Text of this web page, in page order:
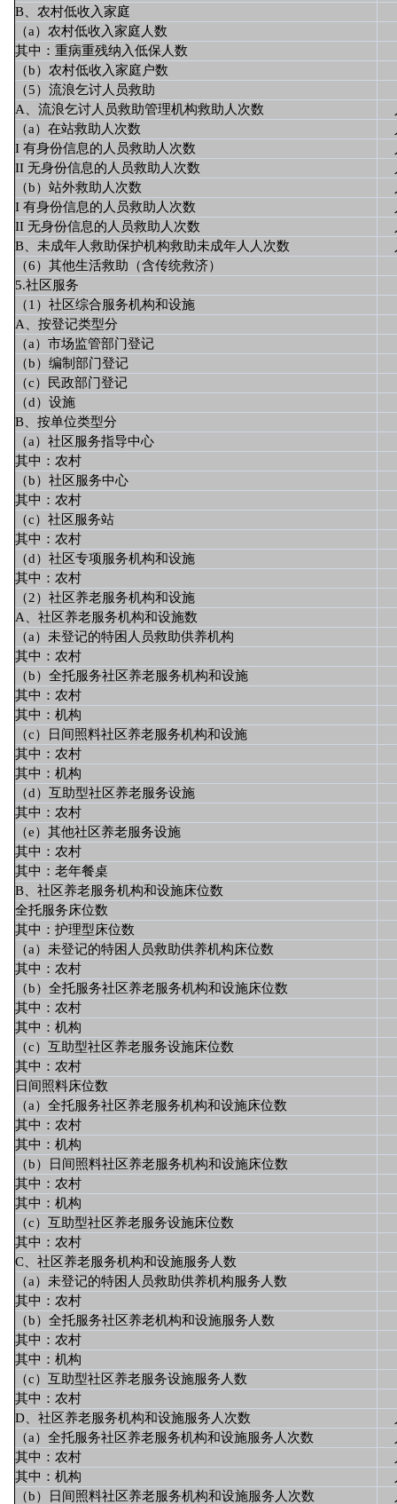
B、农村低收入家庭
（a）农村低收入家庭人数
其中：重病重残纳入低保人数
（b）农村低收入家庭户数
（5）流浪乞讨人员救助
A、流浪乞讨人员救助管理机构救助人次数
（a）在站救助人次数
I 有身份信息的人员救助人次数
II 无身份信息的人员救助人次数
（b）站外救助人次数
I 有身份信息的人员救助人次数
II 无身份信息的人员救助人次数
B、未成年人救助保护机构救助未成年人人次数
（6）其他生活救助（含传统救济）
5.社区服务
（1）社区综合服务机构和设施
A、按登记类型分
（a）市场监管部门登记
（b）编制部门登记
（c）民政部门登记
（d）设施
B、按单位类型分
（a）社区服务指导中心
其中：农村
（b）社区服务中心
其中：农村
（c）社区服务站
其中：农村
（d）社区专项服务机构和设施
其中：农村
（2）社区养老服务机构和设施
A、社区养老服务机构和设施数
（a）未登记的特困人员救助供养机构
其中：农村
（b）全托服务社区养老服务机构和设施
其中：农村
其中：机构
（c）日间照料社区养老服务机构和设施
其中：农村
其中：机构
（d）互助型社区养老服务设施
其中：农村
（e）其他社区养老服务设施
其中：农村
其中：老年餐桌
B、社区养老服务机构和设施床位数
全托服务床位数
其中：护理型床位数
（a）未登记的特困人员救助供养机构床位数
其中：农村
（b）全托服务社区养老服务机构和设施床位数
其中：农村
其中：机构
（c）互助型社区养老服务设施床位数
其中：农村
日间照料床位数
（a）全托服务社区养老服务机构和设施床位数
其中：农村
其中：机构
（b）日间照料社区养老服务机构和设施床位数
其中：农村
其中：机构
（c）互助型社区养老服务设施床位数
其中：农村
C、社区养老服务机构和设施服务人数
（a）未登记的特困人员救助供养机构服务人数
其中：农村
（b）全托服务社区养老机构和设施服务人数
其中：农村
其中：机构
（c）互助型社区养老服务设施服务人数
其中：农村
D、社区养老服务机构和设施服务人次数
（a）全托服务社区养老服务机构和设施服务人次数
其中：农村
其中：机构
（b）日间照料社区养老服务机构和设施服务人次数